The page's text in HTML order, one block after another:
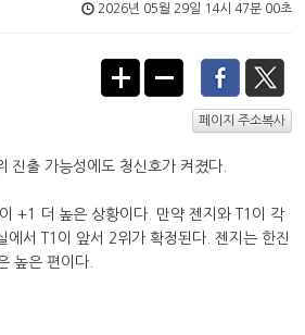
2026년 05월 29일 14시 47분 00초
페이지 주소복사
진출 가능성에도 청신호가 켜졌다.
+1 더 높은 상황이다. 만약 젠지와 T1이 각
서 T1이 앞서 2위가 확정된다. 젠지는 한진
높은 편이다.